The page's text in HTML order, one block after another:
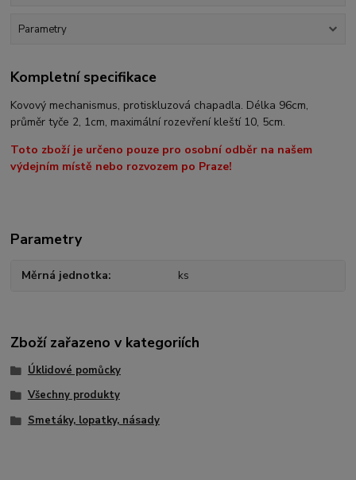
Parametry
Kompletní specifikace
Kovový mechanismus, protiskluzová chapadla. Délka 96cm,
průměr tyče 2, 1cm, maximální rozevření kleští 10, 5cm.
Toto zboží je určeno pouze pro osobní odběr na našem
výdejním místě nebo rozvozem po Praze!
Parametry
Měrná jednotka ks
Zboží zařazeno v kategoriích
Úklidové pomůcky
Všechny produkty
Smetáky, lopatky, násady